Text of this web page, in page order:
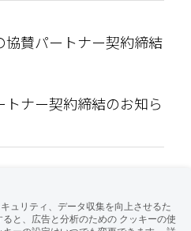
賛パートナー契約締結
ナー契約締結のお知ら
ュリティ、データ収集を向上させるた
と、広告と分析のための クッキーの使